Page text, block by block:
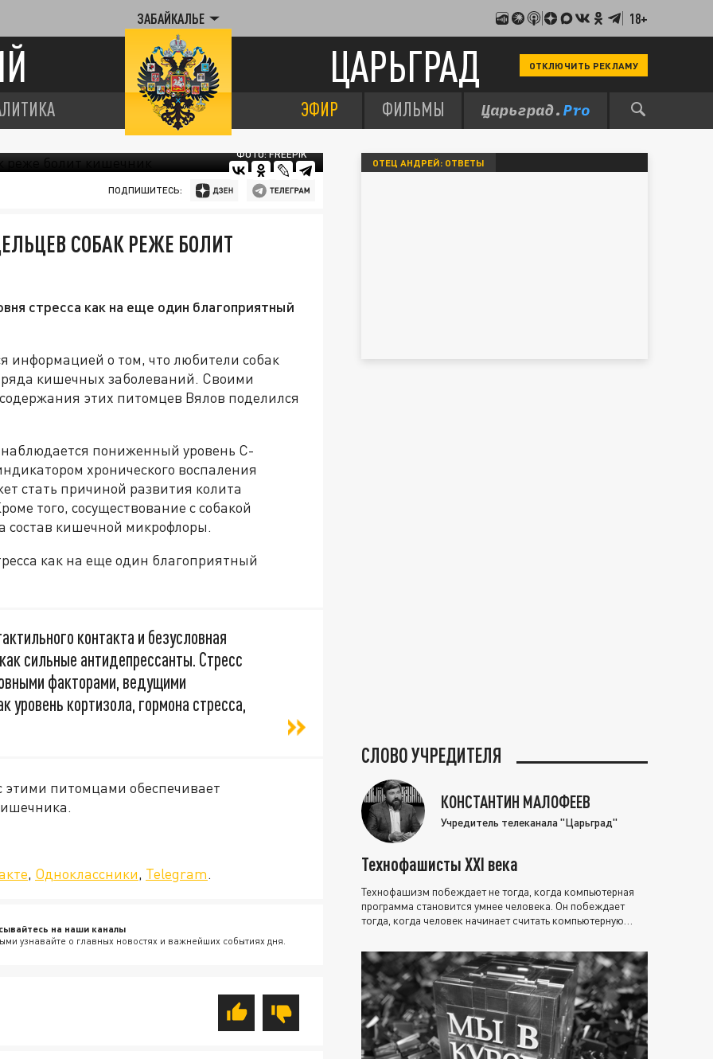
ЗАБАЙКАЛЬЕ 18+
ЦАРЬГРАД ОТКЛЮЧИТЬ РЕКЛАМУ
ЭФИР ФИЛЬМЫ
ФОТО: FREEPIK
ПОДПИШИТЕСЬ:
СОБАК РЕЖЕ БОЛИТ
стресса как на еще один благоприятный
информацией о том, что любители собак
кишечных заболеваний. Своими
этих питомцев Вялов поделился
наблюдается пониженный уровень С-
хронического воспаления
стать причиной развития колита
того, сосуществование с собакой
состав кишечной микрофлоры.
как на еще один благоприятный
контакта и безусловная
сильные антидепрессанты. Стресс
факторами, ведущими
уровень кортизола, гормона стресса,
питомцами обеспечивает
, Одноклассники, Telegram.
на наши каналы
узнавайте о главных новостях и важнейших событиях дня.
ОТЕЦ АНДРЕЙ: ОТВЕТЫ
СЛОВО УЧРЕДИТЕЛЯ
КОНСТАНТИН МАЛОФЕЕВ
Учредитель телеканала "Царьград"
Технофашисты XXI века
Технофашизм побеждает не тогда, когда компьютерная
программа становится умнее человека. Он побеждает
тогда, когда человек начинает считать компьютерную